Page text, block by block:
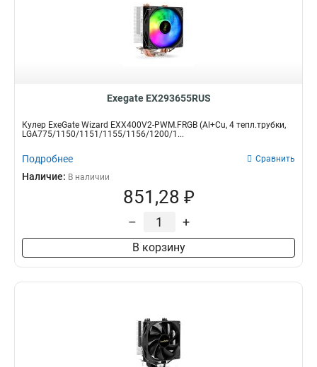
Exegate EX293655RUS
Кулер ExeGate Wizard EXX400V2-PWM.FRGB (Al+Cu, 4 тепл.трубки,
LGA775/1150/1151/1155/1156/1200/1...
Подробнее Сравнить
Наличие: В наличии
851,28 ₽
– +
В корзину